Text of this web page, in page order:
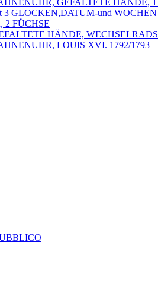
3 GLOCKEN,DATUM-und
2 FÜCHSE
HÄNDE,
LOUIS XVI. 1792/1793